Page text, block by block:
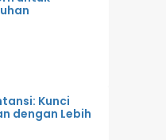
Kunci
dengan Lebih